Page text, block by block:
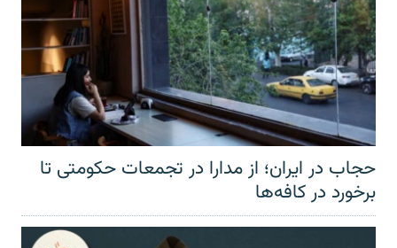
حجاب در ایران؛ از مدارا در تجمعات حکومتی تا
برخورد در کافه‌ها